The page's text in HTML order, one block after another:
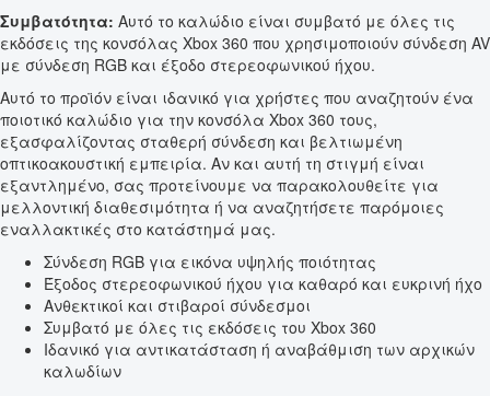
Συμβατότητα: Αυτό το καλώδιο είναι συμβατό με όλες τις
εκδόσεις της κονσόλας Xbox 360 που χρησιμοποιούν σύνδεση AV
με σύνδεση RGB και έξοδο στερεοφωνικού ήχου.
Αυτό το προϊόν είναι ιδανικό για χρήστες που αναζητούν ένα
ποιοτικό καλώδιο για την κονσόλα Xbox 360 τους,
εξασφαλίζοντας σταθερή σύνδεση και βελτιωμένη
οπτικοακουστική εμπειρία. Αν και αυτή τη στιγμή είναι
εξαντλημένο, σας προτείνουμε να παρακολουθείτε για
μελλοντική διαθεσιμότητα ή να αναζητήσετε παρόμοιες
εναλλακτικές στο κατάστημά μας.
Σύνδεση RGB για εικόνα υψηλής ποιότητας
Έξοδος στερεοφωνικού ήχου για καθαρό και ευκρινή ήχο
Ανθεκτικοί και στιβαροί σύνδεσμοι
Συμβατό με όλες τις εκδόσεις του Xbox 360
Ιδανικό για αντικατάσταση ή αναβάθμιση των αρχικών
καλωδίων